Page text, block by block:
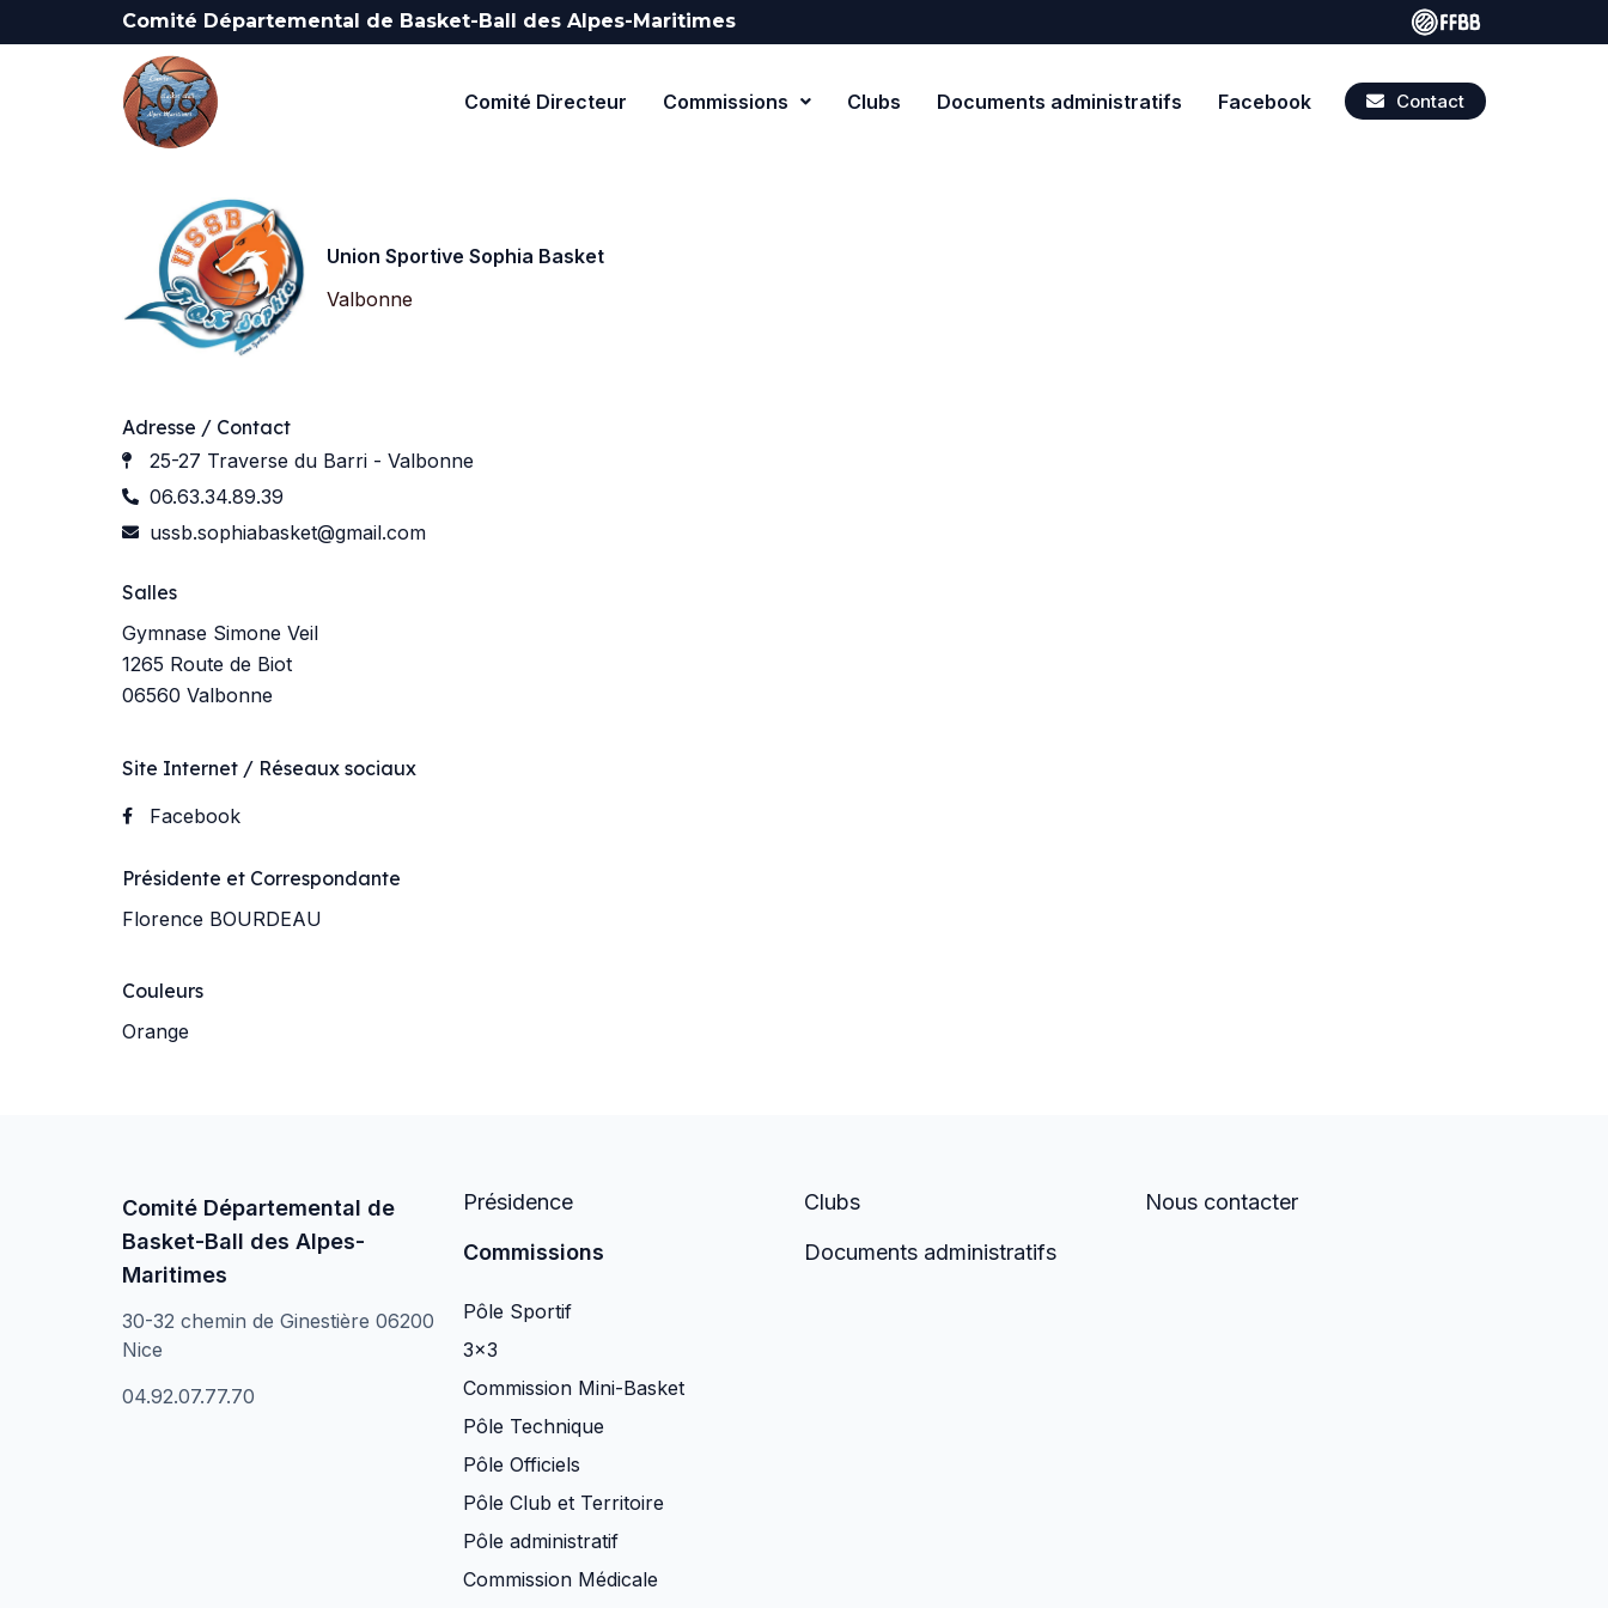
Comité Départemental de Basket-Ball des Alpes-Maritimes
Comité Directeur Commissions Clubs Documents administratifs Facebook Contact
Union Sportive Sophia Basket
Valbonne
Adresse / Contact
25-27 Traverse du Barri - Valbonne
06.63.34.89.39
ussb.sophiabasket@gmail.com
Salles
Gymnase Simone Veil
1265 Route de Biot
06560 Valbonne
Site Internet / Réseaux sociaux
Facebook
Présidente et Correspondante
Florence BOURDEAU
Couleurs
Orange
Comité Départemental de
Basket-Ball des Alpes-
Maritimes
30-32 chemin de Ginestière 06200
Nice
04.92.07.77.70
Présidence
Commissions
Pôle Sportif
3×3
Commission Mini-Basket
Pôle Technique
Pôle Officiels
Pôle Club et Territoire
Pôle administratif
Commission Médicale
Clubs
Documents administratifs
Nous contacter